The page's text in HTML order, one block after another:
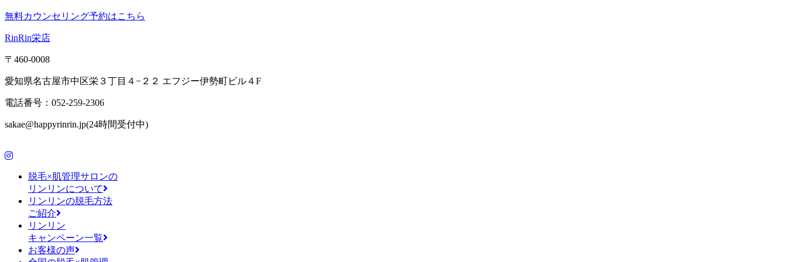
無料カウンセリング予約はこちら
RinRin栄店
〒460-0008
愛知県名古屋市中区栄３丁目４−２２ エフジー伊勢町ビル４F
電話番号：052-259-2306
sakae@happyrinrin.jp(24時間受付中)
脱毛×肌管理サロンの
リンリンについて
リンリンの脱毛方法
ご紹介
リンリン
キャンペーン一覧
お客様の声